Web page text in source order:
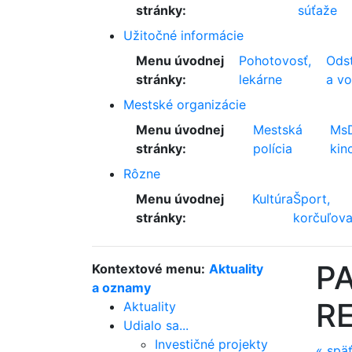
stránky:
súťaže
Užitočné informácie
Menu úvodnej
stránky:
Pohotovosť,
lekárne
a
Mestské organizácie
Menu úvodnej
stránky:
Mestská
polícia
Rôzne
Menu úvodnej
stránky:
KultúraŠport,
Kontextové menu: Aktuality
a oznamy
Aktuality
Udialo sa...
Investičné projekty